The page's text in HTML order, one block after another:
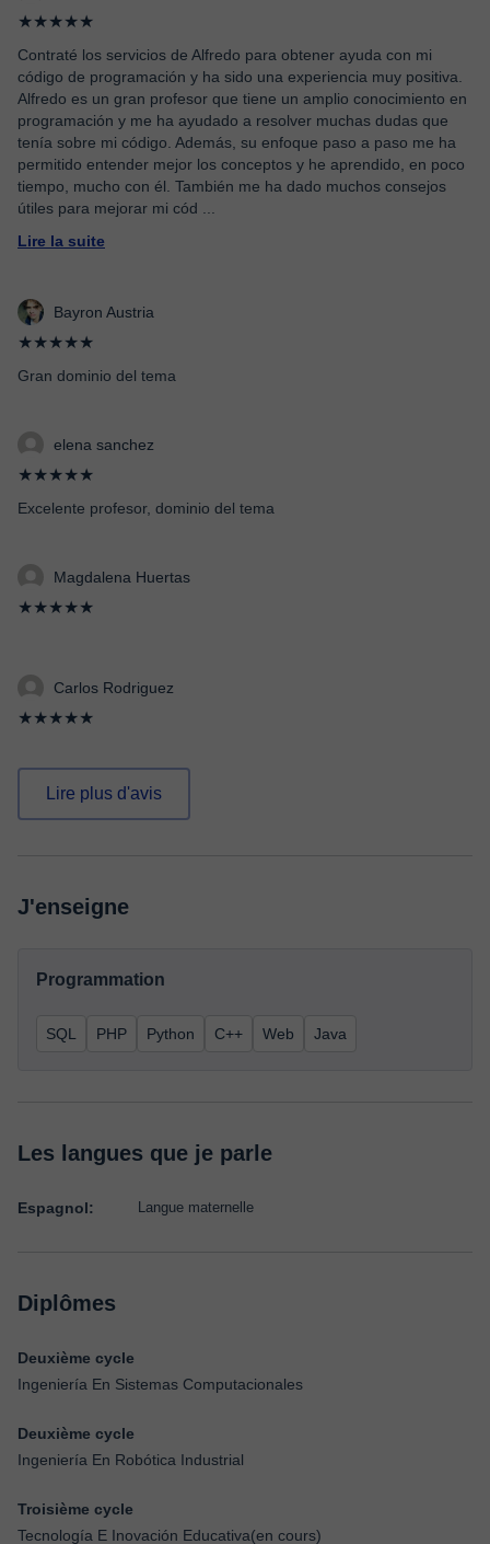
★★★★★
Contraté los servicios de Alfredo para obtener ayuda con mi
código de programación y ha sido una experiencia muy positiva.
Alfredo es un gran profesor que tiene un amplio conocimiento en
programación y me ha ayudado a resolver muchas dudas que
tenía sobre mi código. Además, su enfoque paso a paso me ha
permitido entender mejor los conceptos y he aprendido, en poco
tiempo, mucho con él. También me ha dado muchos consejos
útiles para mejorar mi cód
Lire la suite
Bayron Austria
★★★★★
Gran dominio del tema
elena sanchez
★★★★★
Excelente profesor, dominio del tema
Magdalena Huertas
★★★★★
Carlos Rodriguez
★★★★★
Lire plus d'avis
J'enseigne
Programmation
SQL PHP Python C++ Web Java
Les langues que je parle
Espagnol: Langue maternelle
Diplômes
Deuxième cycle
Ingeniería En Sistemas Computacionales
Deuxième cycle
Ingeniería En Robótica Industrial
Troisième cycle
Tecnología E Inovación Educativa(en cours)